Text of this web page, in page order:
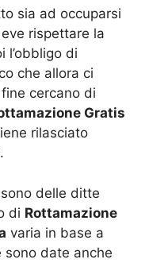
sia ad occuparsi
rispettare la
l’obbligo di
che allora ci
cercano di
Gratis
rilasciato
delle ditte
di Rottamazione
varia in base a
sono date anche